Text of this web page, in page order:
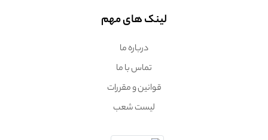
لینک های مهم
درباره ما
تماس با ما
قوانین و مقررات
لیست شعب